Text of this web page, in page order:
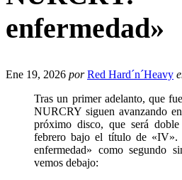
enfermedad»
Ene 19, 2026 por Red Hard´n´Heavy
Tras un primer adelanto, que fue
NURCRY siguen avanzando
próximo disco, que será
febrero bajo el título de «IV».
enfermedad» como segundo
vemos debajo: